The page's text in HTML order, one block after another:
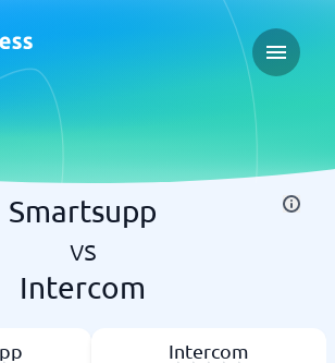
Open
Smartsupp
vs
Intercom
Intercom